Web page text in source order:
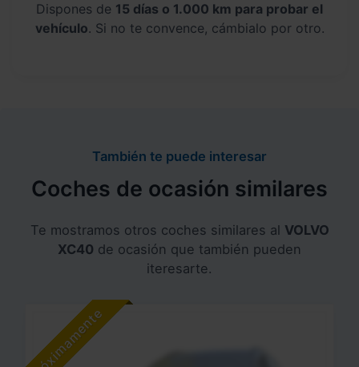
Dispones de 15 días o 1.000 km para probar el
vehículo. Si no te convence, cámbialo por otro.
También te puede interesar
Coches de ocasión similares
Te mostramos otros coches similares al VOLVO
XC40 de ocasión que también pueden
iteresarte.